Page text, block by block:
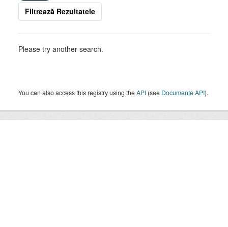
Filtrează Rezultatele
Please try another search.
You can also access this registry using theAPI (see Documente API).